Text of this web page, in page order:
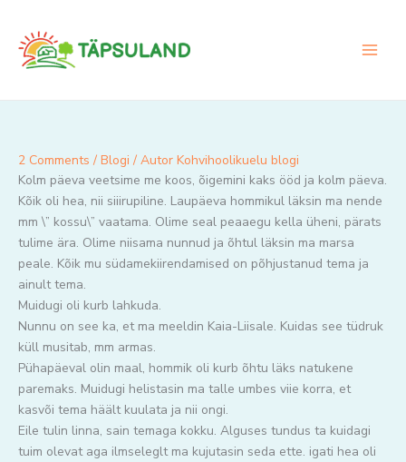
content
2 Comments / Blogi / Autor Kohvihoolikuelu blogi
Kolm päeva veetsime me koos, õigemini kaks ööd ja kolm päeva.
Kõik oli hea, nii siiirupiline. Laupäeva hommikul läksin ma nende
mm \” kossu\” vaatama. Olime seal peaaegu kella üheni, pärats
tulime ära. Olime niisama nunnud ja õhtul läksin ma marsa
peale. Kõik mu südamekiirendamised on põhjustanud tema ja
ainult tema.
Muidugi oli kurb lahkuda.
Nunnu on see ka, et ma meeldin Kaia-Liisale. Kuidas see tüdruk
küll musitab, mm armas.
Pühapäeval olin maal, hommik oli kurb õhtu läks natukene
paremaks. Muidugi helistasin ma talle umbes viie korra, et
kasvõi tema häält kuulata ja nii ongi.
Eile tulin linna, sain temaga kokku. Alguses tundus ta kuidagi
tuim olevat aga ilmseleglt ma kujutasin seda ette. igati hea oli